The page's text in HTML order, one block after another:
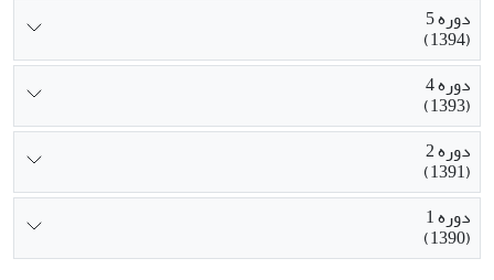
دوره 5
(1394)
دوره 4
(1393)
دوره 2
(1391)
دوره 1
(1390)